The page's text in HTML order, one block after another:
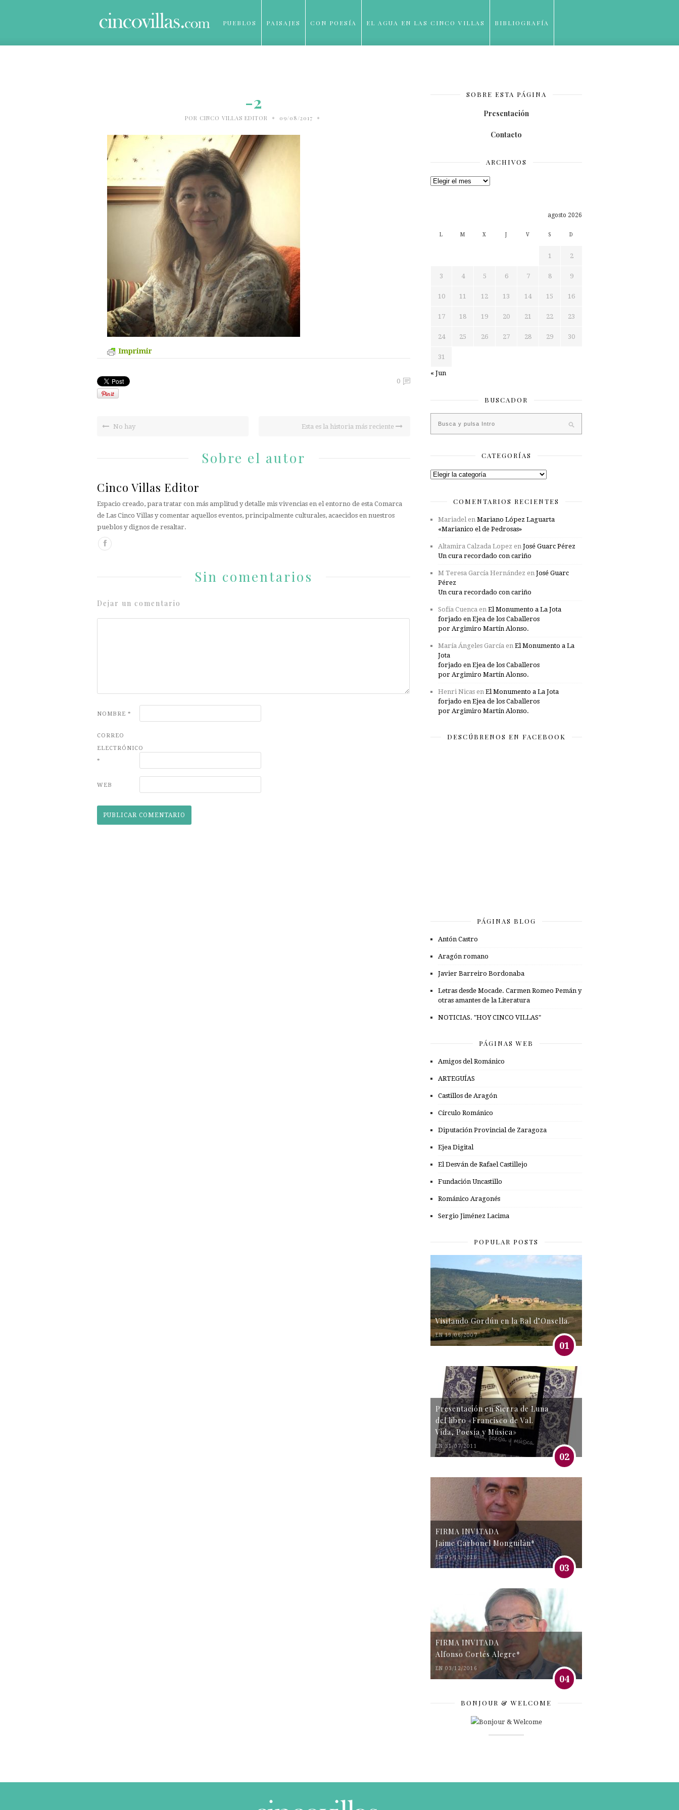
PUEBLOS PAISAJES CON POESÍA EL AGUA EN LAS CINCO VILLAS BIBLIOGRAFÍA
-2
POR CINCO VILLAS EDITOR • 09/08/2017 •
Imprimir
0
No hay Esta es la historia más reciente
Sobre el autor
Cinco Villas Editor
Espacio creado, para tratar con más amplitud y detalle mis vivencias en el entorno de esta Comarca
de Las Cinco Villas y comentar aquellos eventos, principalmente culturales, acaecidos en nuestros
pueblos y dignos de resaltar.
Sin comentarios
Dejar un comentario
NOMBRE *
CORREO
ELECTRÓNICO
*
WEB
SOBRE ESTA PÁGINA
Presentación
Contacto
ARCHIVOS
Archivos
agosto 2026
L M X J V S D
1 2
3 4 5 6 7 8 9
10 11 12 13 14 15 16
17 18 19 20 21 22 23
24 25 26 27 28 29 30
31
« Jun
BUSCADOR
CATEGORÍAS
Categorías
COMENTARIOS RECIENTES
Mariadelen Mariano López Laguarta
«Marianico el de Pedrosas»
Altamira Calzada Lopez en José Guarc Pérez
Un cura recordado con cariño
M Teresa García Hernández en José Guarc
Pérez
Un cura recordado con cariño
Sofía Cuenca en El Monumento a La Jota
forjado en Ejea de los Caballeros
por Argimiro Martín Alonso.
María Ángeles García en El Monumento a La
Jota
forjado en Ejea de los Caballeros
por Argimiro Martín Alonso.
Henri Nicas en El Monumento a La Jota
forjado en Ejea de los Caballeros
por Argimiro Martín Alonso.
DESCÚBRENOS EN FACEBOOK
PÁGINAS BLOG
Antón Castro
Aragón romano
Javier Barreiro Bordonaba
Letras desde Mocade. Carmen Romeo Pemán y
otras amantes de la Literatura
NOTICIAS. "HOY CINCO VILLAS"
PÁGINAS WEB
Amigos del Románico
ARTEGUÍAS
Castillos de Aragón
Círculo Románico
Diputación Provincial de Zaragoza
Ejea Digital
El Desván de Rafael Castillejo
Fundación Uncastillo
Románico Aragonés
Sergio Jiménez Lacima
POPULAR POSTS
Visitando Gordún en la Bal d’Onsella.
EN 19/06/2007
01
Presentación en Sierra de Luna
del libro «Francisco de Val.
Vida, Poesía y Música»
EN 31/07/2011
02
FIRMA INVITADA
Jaime Carbonel Monguilán*
EN 05/11/2016
03
FIRMA INVITADA
Alfonso Cortés Alegre*
EN 03/12/2016
04
BONJOUR & WELCOME